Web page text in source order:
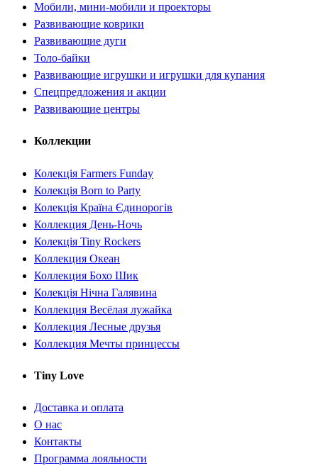
Мобили, мини-мобили и проекторы
Развивающие коврики
Развивающие дуги
Толо-байки
Развивающие игрушки и игрушки для купания
Спецпредложения и акции
Развивающие центры
Коллекции
Колекція Farmers Funday
Колекція Born to Party
Колекція Країна Єдинорогів
Коллекция День-Ночь
Колекція Tiny Rockers
Коллекция Океан
Коллекция Бохо Шик
Колекція Нічна Галявина
Коллекция Весёлая лужайка
Коллекция Лесные друзья
Коллекция Мечты принцессы
Tiny Love
Доставка и оплата
О нас
Контакты
Программа лояльности